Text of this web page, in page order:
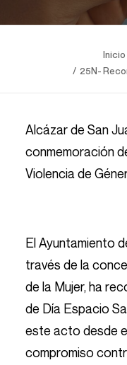
Inicio
25N-
Alcázar de San
conmemoración
Violencia de
El Ayuntamiento
través de la
de la Mujer, ha
de Día Espacio
este acto desde
compromiso